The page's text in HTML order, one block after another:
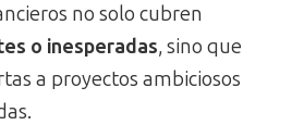
no solo cubren
o inesperadas, sino que
a proyectos ambiciosos